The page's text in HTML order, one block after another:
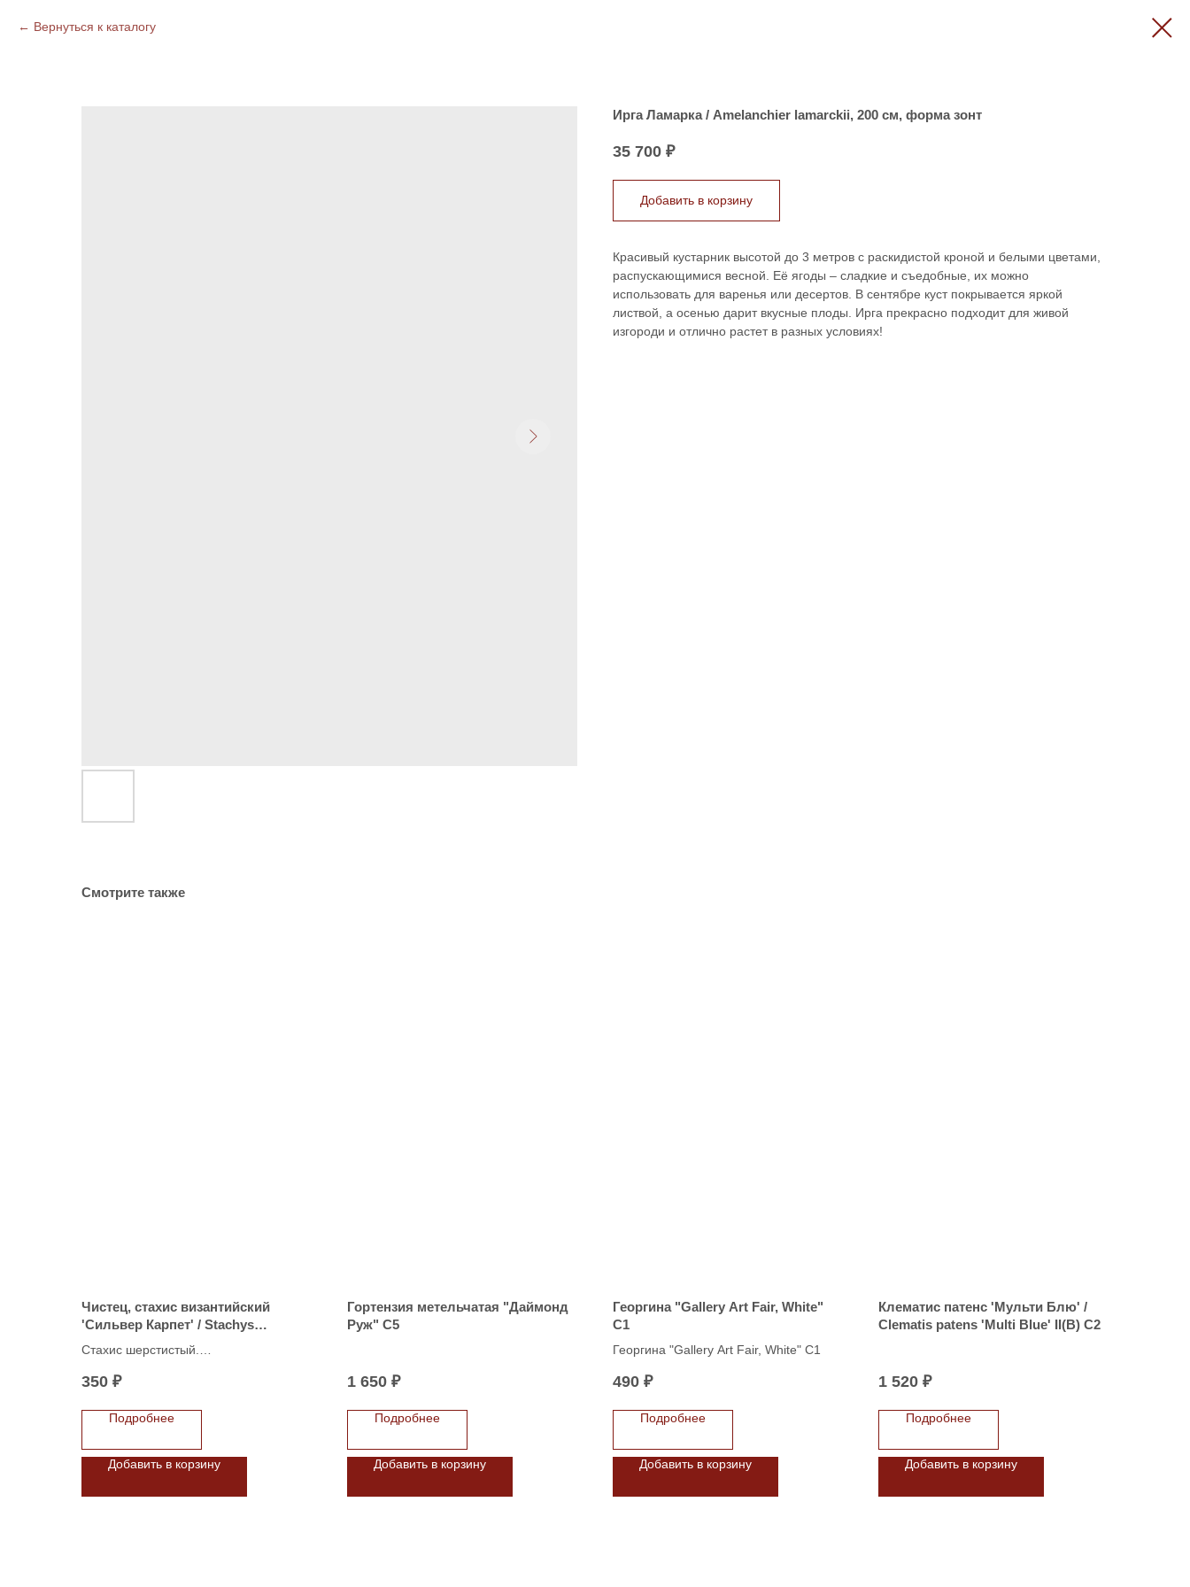
Вернуться к каталогу
Ирга Ламарка / Amelanchier lamarckii, 200 см, форма зонт
35 700 ₽
Добавить в корзину
Красивый кустарник высотой до 3 метров с раскидистой кроной и белыми цветами,
распускающимися весной. Её ягоды – сладкие и съедобные, их можно
использовать для варенья или десертов. В сентябре куст покрывается яркой
листвой, а осенью дарит вкусные плоды. Ирга прекрасно подходит для живой
изгороди и отлично растет в разных условиях!
Смотрите также
Чистец, стахис византийский
'Сильвер Карпет' / Stachys
byzantina 'Silver Carpet'
Стахис шерстистый.
350 ₽
Подробнее
Добавить в корзину
Гортензия метельчатая "Даймонд
Руж" С5
1 650 ₽
Подробнее
Добавить в корзину
Георгина "Gallery Art Fair, White"
C1
Георгина "Gallery Art Fair, White" C1
490 ₽
Подробнее
Добавить в корзину
Клематис патенс 'Мульти Блю' /
Clematis patens 'Multi Blue' II(B) С2
1 520 ₽
Подробнее
Добавить в корзину